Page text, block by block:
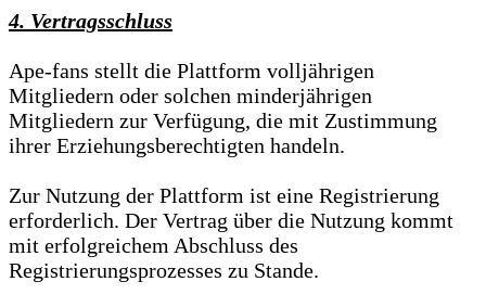
4. Vertragsschluss
Ape-fans stellt die Plattform volljährigen
Mitgliedern oder solchen minderjährigen
Mitgliedern zur Verfügung, die mit Zustimmung
ihrer Erziehungsberechtigten handeln.
Zur Nutzung der Plattform ist eine Registrierung
erforderlich. Der Vertrag über die Nutzung kommt
mit erfolgreichem Abschluss des
Registrierungsprozesses zu Stande.